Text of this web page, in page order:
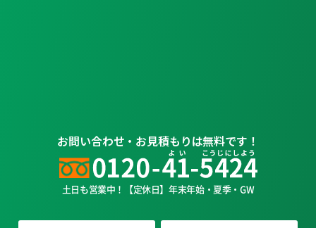
お問い合わせ・お見積もりは無料です！
土日も営業中！【定休日】年末年始・夏季・GW